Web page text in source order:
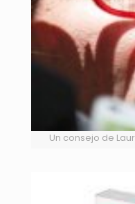
Un consejo de